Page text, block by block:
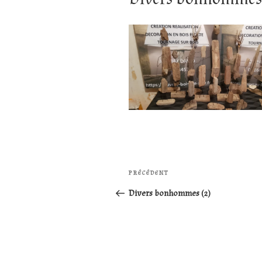
Navigation
de
Article
précédent
PRÉCÉDENT
Divers bonhommes (2)